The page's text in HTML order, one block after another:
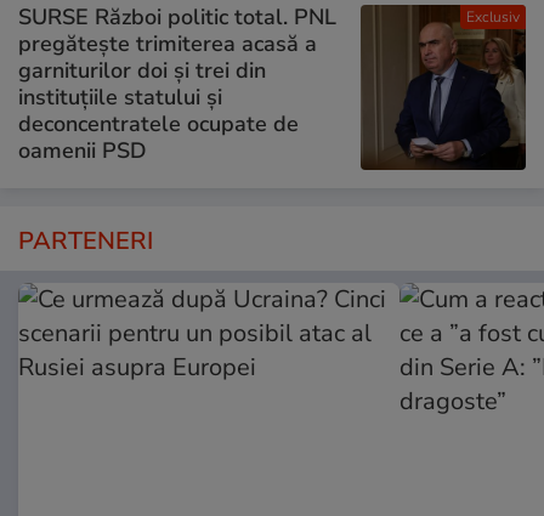
Exclusiv
SURSE Război politic total. PNL
pregătește trimiterea acasă a
garniturilor doi și trei din
instituțiile statului și
deconcentratele ocupate de
oamenii PSD
PARTENERI